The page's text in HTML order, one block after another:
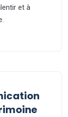
et à